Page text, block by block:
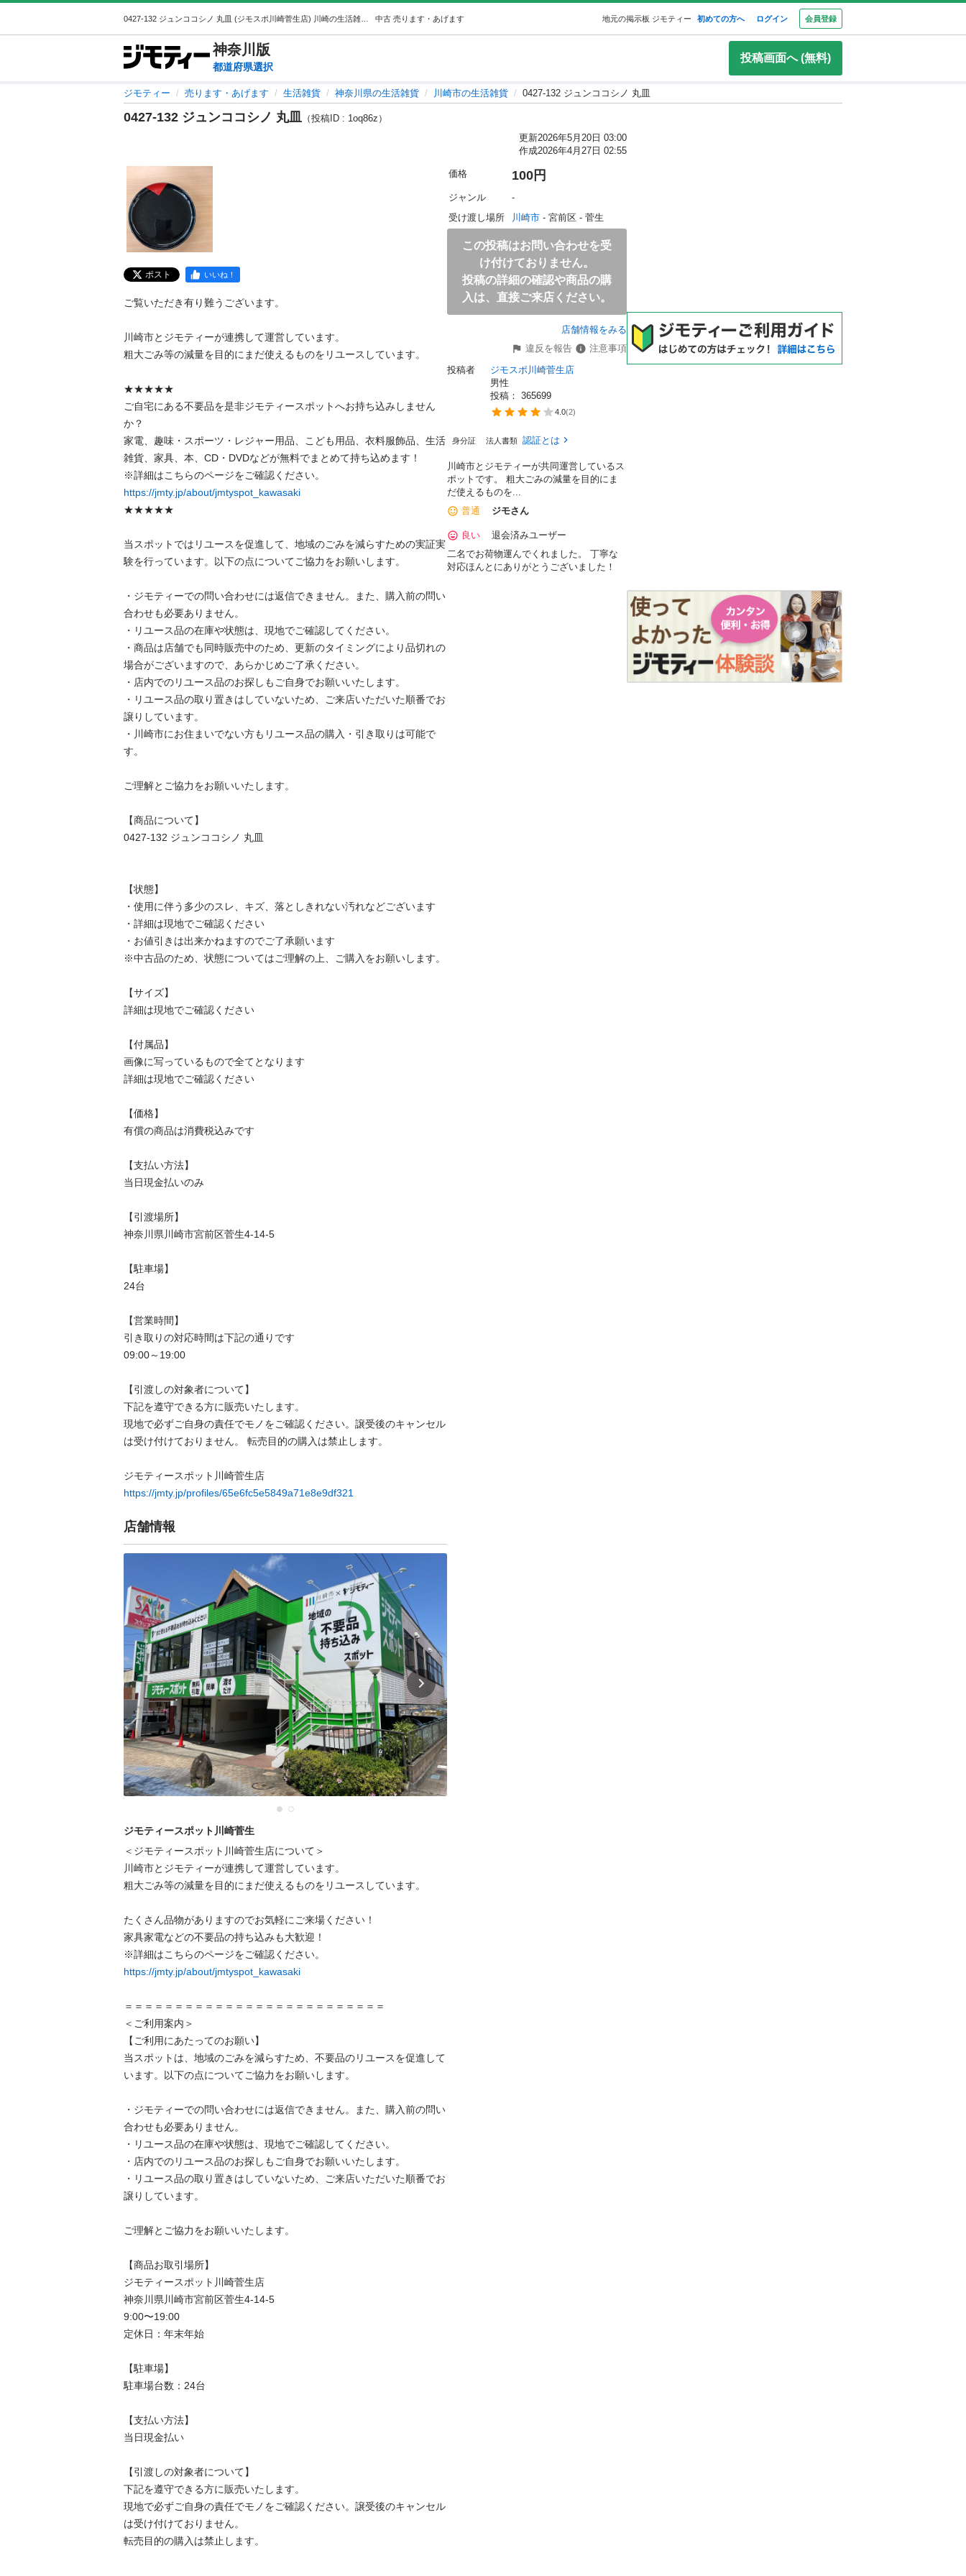
中古 売ります・あげます 地元の掲示板 ジモティー 初めての方へ ログイン 会員登録
神奈川 版
都道府県選択
投稿画面へ (無料)
ジモティー 売ります・あげます 生活雑貨 神奈川県の生活雑貨 川崎市の生活雑貨 0427-132 ジュンココシノ 丸皿
0427-132 ジュンココシノ 丸皿 （投稿ID : 1oq86z）
更新2026年5月20日 03:00
作成2026年4月27日 02:55
ポスト いいね！
ご覧いただき有り難うございます。
川崎市とジモティーが連携して運営しています。
粗⼤ごみ等の減量を⽬的にまだ使えるものをリユースしています。
★★★★★
ご自宅にある不要品を是非ジモティースポットへお持ち込みしません
か？
家電、趣味・スポーツ・レジャー用品、こども用品、衣料服飾品、生活
雑貨、家具、本、CD・DVDなどが無料でまとめて持ち込めます！
https://jmty.jp/about/jmtyspot_kawasaki
★★★★★
当スポットではリユースを促進して、地域のごみを減らすための実証実
験を行っています。以下の点についてご協力をお願いします。
・ジモティーでの問い合わせには返信できません。また、購入前の問い
合わせも必要ありません。
・リユース品の在庫や状態は、現地でご確認してください。
・商品は店舗でも同時販売中のため、更新のタイミングにより品切れの
場合がございますので、あらかじめご了承ください。
・店内でのリユース品のお探しもご自身でお願いいたします。
・リユース品の取り置きはしていないため、ご来店いただいた順番でお
譲りしています。
・川崎市にお住まいでない方もリユース品の購入・引き取りは可能で
す。
ご理解とご協力をお願いいたします。
【商品について】
0427-132 ジュンココシノ 丸皿
【状態】
・使用に伴う多少のスレ、キズ、落としきれない汚れなどございます
・詳細は現地でご確認ください
・お値引きは出来かねますのでご了承願います
※中古品のため、状態についてはご理解の上、ご購入をお願いします。
【サイズ】
詳細は現地でご確認ください
【付属品】
画像に写っているもので全てとなります
詳細は現地でご確認ください
【価格】
有償の商品は消費税込みです
【⽀払い⽅法】
当⽇現⾦払いのみ
【引渡場所】
神奈川県川崎市宮前区菅生4-14-5
【駐⾞場】
24台
【営業時間】
引き取りの対応時間は下記の通りです
09:00～19:00
【引渡しの対象者について】
下記を遵守できる⽅に販売いたします。
現地で必ずご⾃⾝の責任でモノをご確認ください。譲受後のキャンセル
は受け付けておりません。 転売⽬的の購⼊は禁⽌します。
https://jmty.jp/profiles/65e6fc5e5849a71e8e9df321
店舗情報
ジモティースポット川崎菅生
＜ジモティースポット川崎菅生店について＞
川崎市とジモティーが連携して運営しています。
粗⼤ごみ等の減量を⽬的にまだ使えるものをリユースしています。
たくさん品物がありますのでお気軽にご来場ください！
家具家電などの不要品の持ち込みも大歓迎！
https://jmty.jp/about/jmtyspot_kawasaki
＝＝＝＝＝＝＝＝＝＝＝＝＝＝＝＝＝＝＝＝＝＝＝＝＝＝
＜ご利用案内＞
【ご利用にあたってのお願い】
当スポットは、地域のごみを減らすため、不要品のリユースを促進して
います。以下の点についてご協力をお願いします。
・ジモティーでの問い合わせには返信できません。また、購入前の問い
合わせも必要ありません。
・リユース品の在庫や状態は、現地でご確認してください。
・店内でのリユース品のお探しもご自身でお願いいたします。
・リユース品の取り置きはしていないため、ご来店いただいた順番でお
譲りしています。
ご理解とご協力をお願いいたします。
【商品お取引場所】
ジモティースポット川崎菅生店
神奈川県川崎市宮前区菅生4-14-5
9:00〜19:00
定休日：年末年始
【駐⾞場】
駐車場台数：24台
【⽀払い⽅法】
当日現金払い
【引渡しの対象者について】
下記を遵守できる⽅に販売いたします。
現地で必ずご⾃⾝の責任でモノをご確認ください。譲受後のキャンセル
は受け付けておりません。
転売⽬的の購⼊は禁⽌します。
価格 100円
ジャンル
-
受け渡し場所
川崎市 - 宮前区 - 菅生
この投稿はお問い合わせを受
け付けておりません。
投稿の詳細の確認や商品の購
入は、直接ご来店ください。
店舗情報をみる
違反を報告
注意事項
投稿者
ジモスポ川崎菅生店
男性
投稿： 365699
4.0(2)
身分証 法人書類 認証とは
川崎市とジモティーが共同運営しているス
ポットです。 粗⼤ごみの減量を⽬的にま
だ使えるものを...
普通
ジモさん
良い
退会済みユーザー
二名でお荷物運んでくれました。 丁寧な
対応ほんとにありがとうございました！